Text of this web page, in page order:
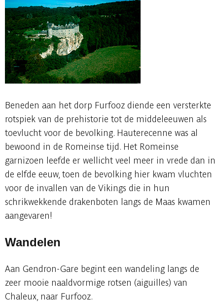
Beneden aan het dorp Furfooz diende een versterkte
rotspiek van de prehistorie tot de middeleeuwen als
toevlucht voor de bevolking. Hauterecenne was al
bewoond in de Romeinse tijd. Het Romeinse
garnizoen leefde er wellicht veel meer in vrede dan in
de elfde eeuw, toen de bevolking hier kwam vluchten
voor de invallen van de Vikings die in hun
schrikwekkende drakenboten langs de Maas kwamen
aangevaren!
Wandelen
Aan Gendron-Gare begint een wandeling langs de
zeer mooie naaldvormige rotsen (aiguilles) van
Chaleux, naar Furfooz.